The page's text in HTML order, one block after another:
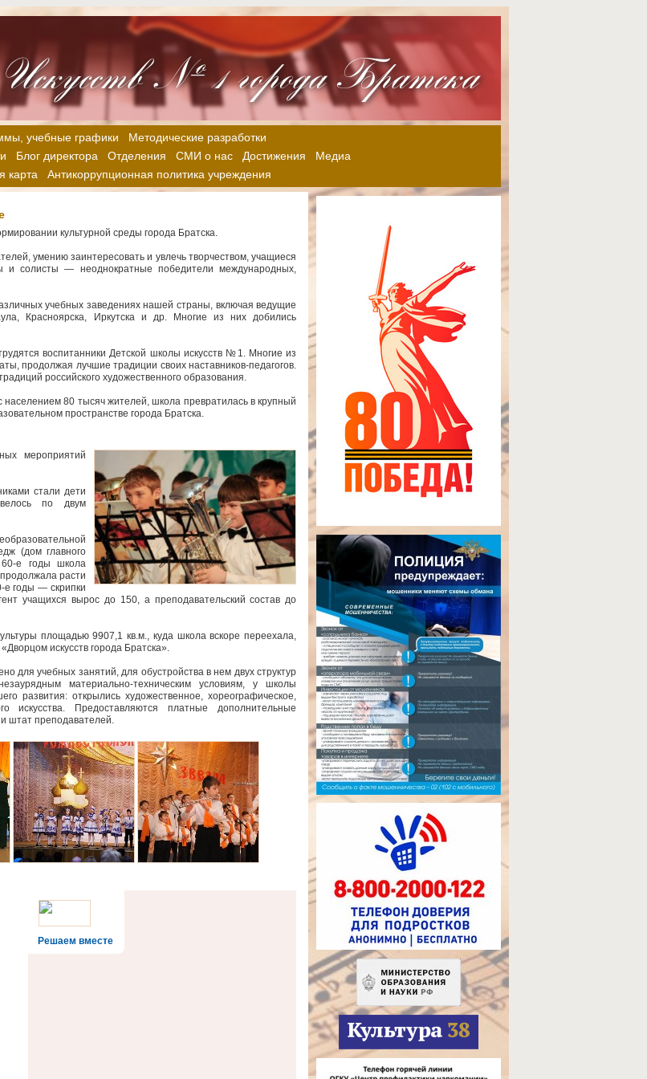
учебные графики
Методические разработки
Блог директора Отделения СМИ о нас Достижения
Медиа
карта Антикоррупционная политика учреждения
культурной среды города Братска.
умению заинтересовать и увлечь творчеством, учащиеся
и солисты — неоднократные победители международных,
учебных заведениях нашей страны, включая ведущие
Красноярска, Иркутска и др. Многие из них добились
воспитанники Детской школы искусств №1. Многие из
продолжая лучшие традиции своих наставников-педагогов.
российского художественного образования.
80 тысяч жителей, школа превратилась в крупный
пространстве города Братска.
мероприятий
стали дети
по двум
(дом главного
е годы школа
расти
е годы — скрипки
учащихся вырос до 150, а преподавательский состав до
площадью 9907,1 кв.м., куда школа вскоре переехала,
искусств города Братска».
для учебных занятий, для обустройства в нем двух структур
материально-техническим условиям, у школы
развития: открылись художественное, хореографическое,
искусства. Предоставляются платные дополнительные
и штат преподавателей.
Решаем вместе